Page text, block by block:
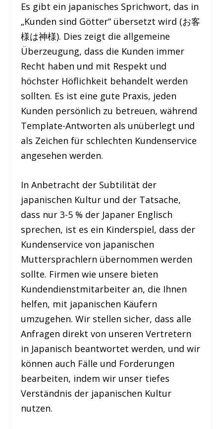
Es gibt ein japanisches Sprichwort, das in
„Kunden sind Götter“ übersetzt wird (お客
様は神様). Dies zeigt die allgemeine
Überzeugung, dass die Kunden immer
Recht haben und mit Respekt und
höchster Höflichkeit behandelt werden
sollten. Es ist eine gute Praxis, jeden
Kunden persönlich zu betreuen, während
Template-Antworten als unüberlegt und
als Zeichen für schlechten Kundenservice
angesehen werden.
In Anbetracht der Subtilität der
japanischen Kultur und der Tatsache,
dass nur 3-5 % der Japaner Englisch
sprechen, ist es ein Kinderspiel, dass der
Kundenservice von japanischen
Muttersprachlern übernommen werden
sollte. Firmen wie unsere bieten
Kundendienstmitarbeiter an, die Ihnen
helfen, mit japanischen Käufern
umzugehen. Wir stellen sicher, dass alle
Anfragen direkt von unseren Vertretern
in Japanisch beantwortet werden, und wir
können auch Fälle und Forderungen
bearbeiten, indem wir unser tiefes
Verständnis der japanischen Kultur
nutzen.